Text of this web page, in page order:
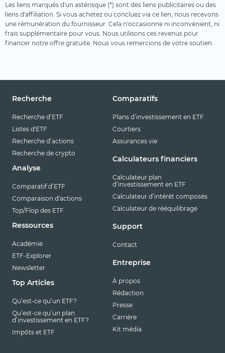
Les liens marqués d'un astérisque (*) sont des liens publicitaires ou des
liens d'affiliation. Si vous achetez ou concluez via ce lien, nous recevons
une rémunération du fournisseur. Cela n'occasionne ni inconvénient, ni
frais supplémentaire pour vous. Nous utilisons ces revenus pour
financer notre offre gratuite. Nous vous remercions de votre soutien.
Recherche
Recherche d’ETF
Listes d'ETF
Recherche d’actions
Recherche de crypto
Analyse
Comparatif d’ETF
Comparaison d'actions
Top/Flop des ETF
Ressources
Académie
ETF-Explorer
Newsletter
Top Articles
Qu’est-ce qu’un ETF?
Qu’est-ce qu’un plan
d’investissement en ETF?
Impôts et ETF
Comparatifs
Plans d’investissement en ETF
Courtiers
Assurances vie
Calculateurs financiers
Calculateur plan
d’investissement en ETF
Calculateur d’intérêt composés
Calculateur de rééquilibrage
Support
Contact
Entreprise
À propos
Rédaction
Presse
Carrière
Kit média